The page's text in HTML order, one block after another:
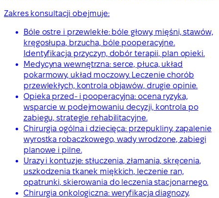
Zakres konsultacji obejmuje:
Bóle ostre i przewlekłe: bóle głowy, mięśni, stawów,
kręgosłupa, brzucha, bóle pooperacyjne.
Identyfikacja przyczyn, dobór terapii, plan opieki.
Medycyna wewnętrzna: serce, płuca, układ
pokarmowy, układ moczowy. Leczenie chorób
przewlekłych, kontrola objawów, drugie opinie.
Opieka przed- i pooperacyjna: ocena ryzyka,
wsparcie w podejmowaniu decyzji, kontrola po
zabiegu, strategie rehabilitacyjne.
Chirurgia ogólna i dziecięca: przepukliny, zapalenie
wyrostka robaczkowego, wady wrodzone, zabiegi
planowe i pilne.
Urazy i kontuzje: stłuczenia, złamania, skręcenia,
uszkodzenia tkanek miękkich, leczenie ran,
opatrunki, skierowania do leczenia stacjonarnego.
Chirurgia onkologiczna: weryfikacja diagnozy,